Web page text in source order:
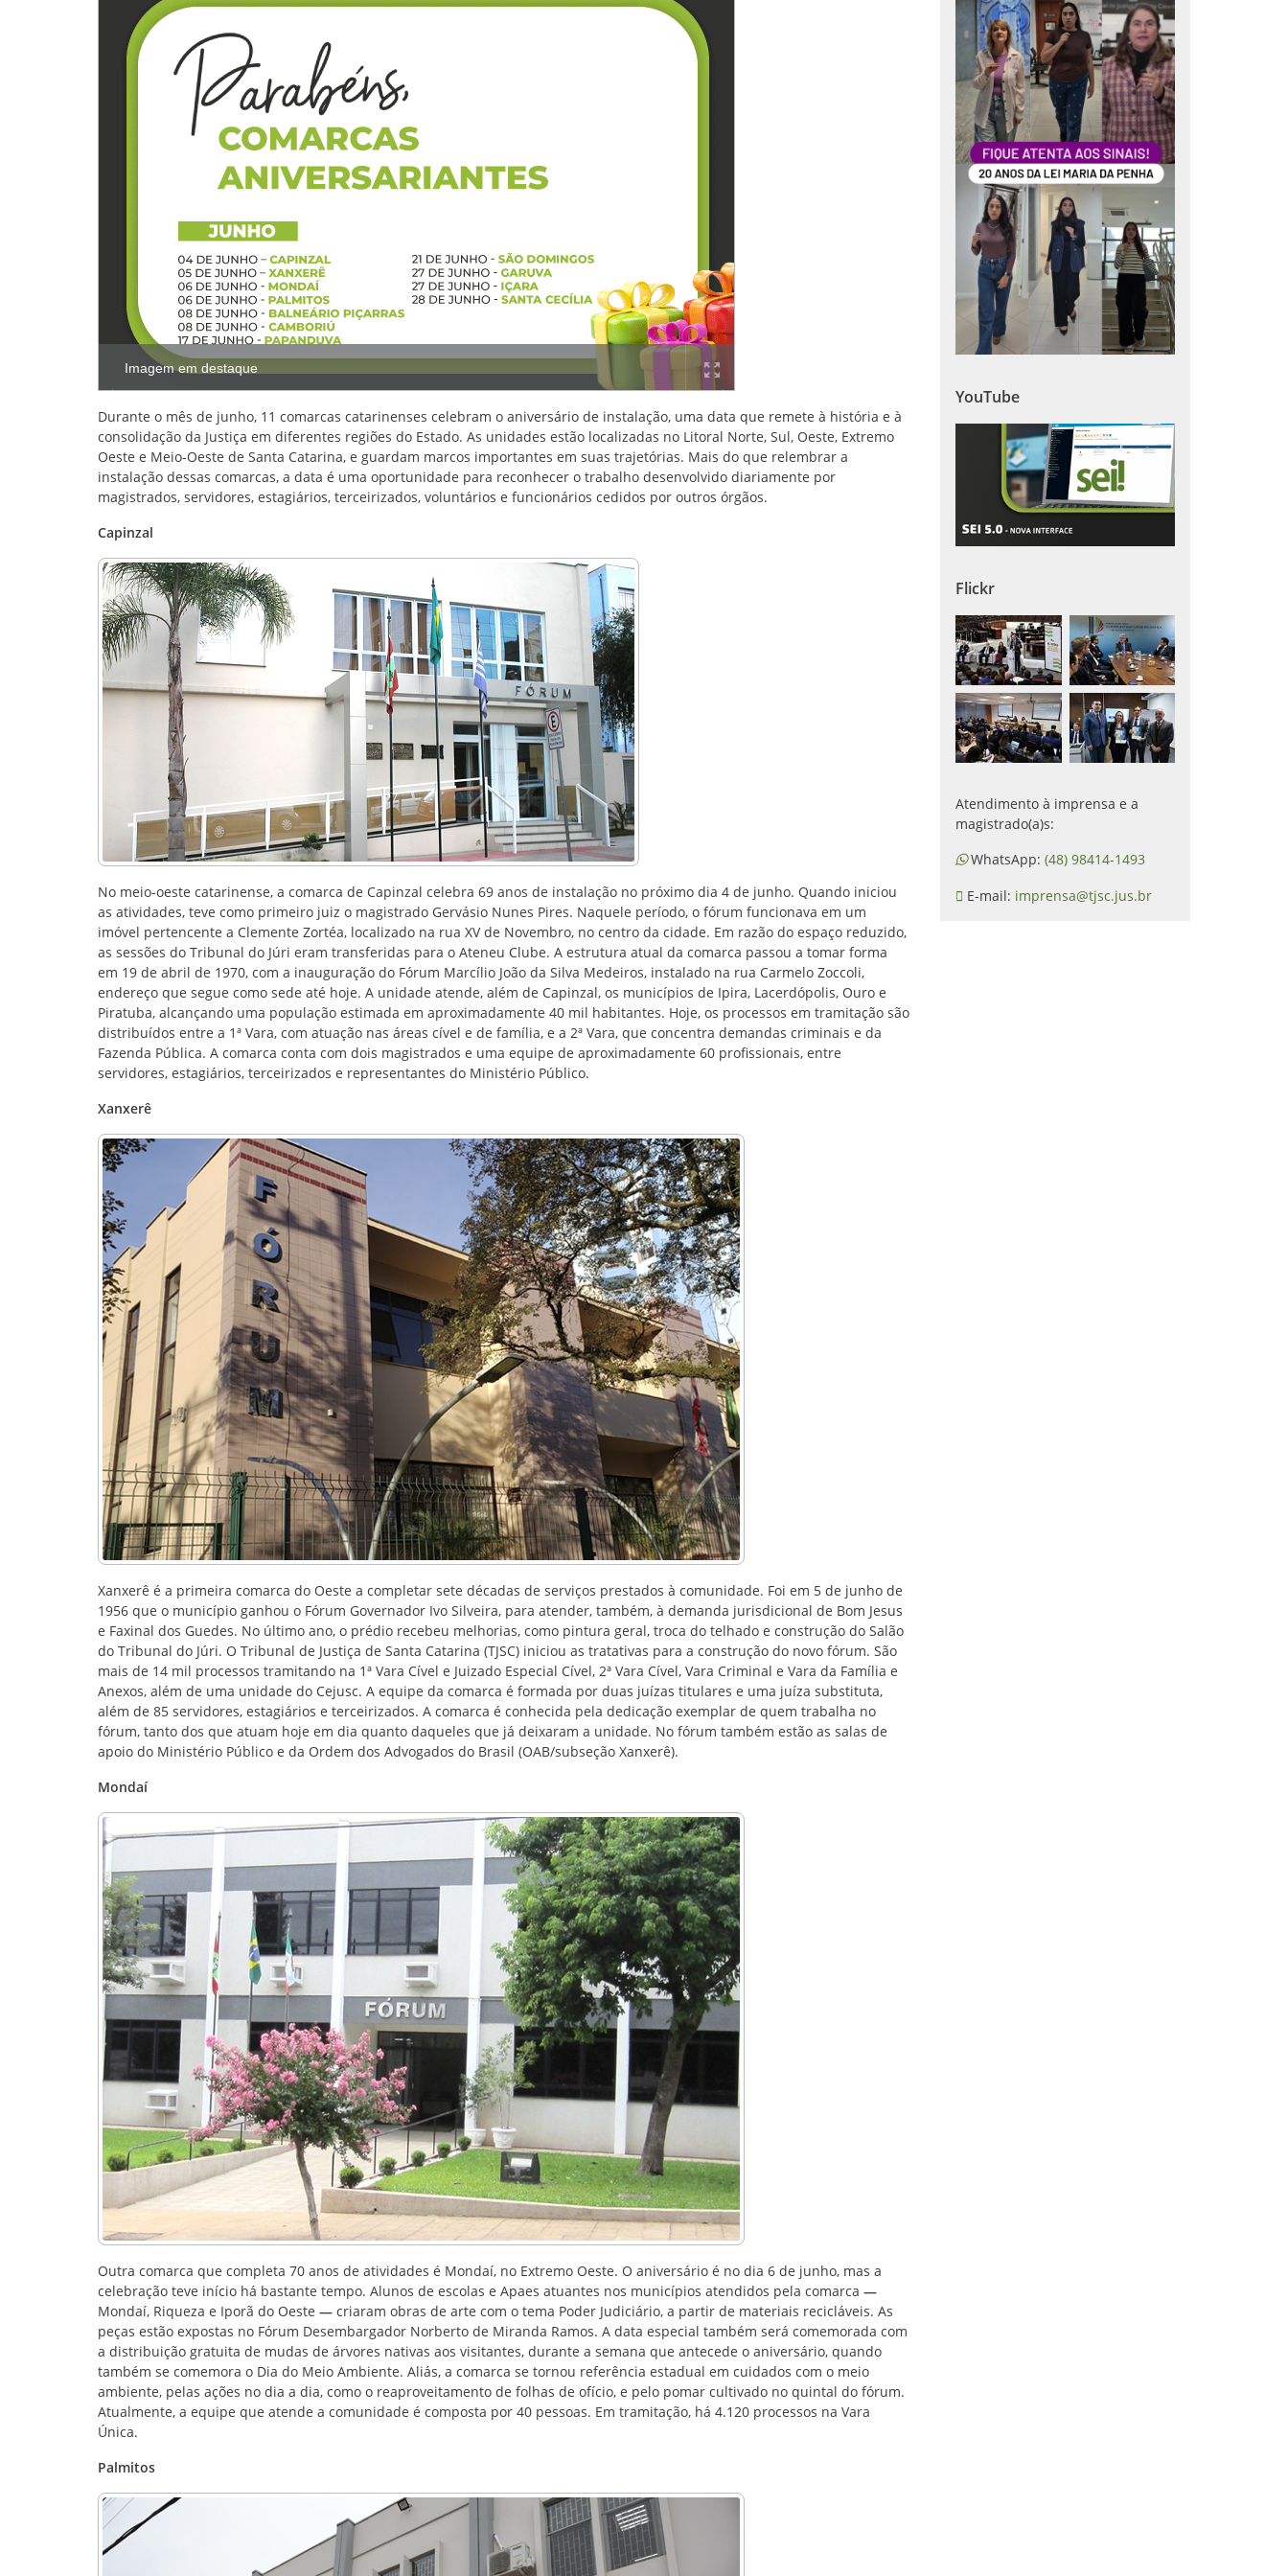
Imagem em destaque
Durante o mês de junho, 11 comarcas catarinenses celebram o aniversário de instalação, uma data que remete à história e à
consolidação da Justiça em diferentes regiões do Estado. As unidades estão localizadas no Litoral Norte, Sul, Oeste, Extremo
Oeste e Meio-Oeste de Santa Catarina, e guardam marcos importantes em suas trajetórias. Mais do que relembrar a
instalação dessas comarcas, a data é uma oportunidade para reconhecer o trabalho desenvolvido diariamente por
magistrados, servidores, estagiários, terceirizados, voluntários e funcionários cedidos por outros órgãos.
Capinzal
No meio-oeste catarinense, a comarca de Capinzal celebra 69 anos de instalação no próximo dia 4 de junho. Quando iniciou
as atividades, teve como primeiro juiz o magistrado Gervásio Nunes Pires. Naquele período, o fórum funcionava em um
imóvel pertencente a Clemente Zortéa, localizado na rua XV de Novembro, no centro da cidade. Em razão do espaço reduzido,
as sessões do Tribunal do Júri eram transferidas para o Ateneu Clube. A estrutura atual da comarca passou a tomar forma
em 19 de abril de 1970, com a inauguração do Fórum Marcílio João da Silva Medeiros, instalado na rua Carmelo Zoccoli,
endereço que segue como sede até hoje. A unidade atende, além de Capinzal, os municípios de Ipira, Lacerdópolis, Ouro e
Piratuba, alcançando uma população estimada em aproximadamente 40 mil habitantes. Hoje, os processos em tramitação são
distribuídos entre a 1ª Vara, com atuação nas áreas cível e de família, e a 2ª Vara, que concentra demandas criminais e da
Fazenda Pública. A comarca conta com dois magistrados e uma equipe de aproximadamente 60 profissionais, entre
servidores, estagiários, terceirizados e representantes do Ministério Público.
Xanxerê
Xanxerê é a primeira comarca do Oeste a completar sete décadas de serviços prestados à comunidade. Foi em 5 de junho de
1956 que o município ganhou o Fórum Governador Ivo Silveira, para atender, também, à demanda jurisdicional de Bom Jesus
e Faxinal dos Guedes. No último ano, o prédio recebeu melhorias, como pintura geral, troca do telhado e construção do Salão
do Tribunal do Júri. O Tribunal de Justiça de Santa Catarina (TJSC) iniciou as tratativas para a construção do novo fórum. São
mais de 14 mil processos tramitando na 1ª Vara Cível e Juizado Especial Cível, 2ª Vara Cível, Vara Criminal e Vara da Família e
Anexos, além de uma unidade do Cejusc. A equipe da comarca é formada por duas juízas titulares e uma juíza substituta,
além de 85 servidores, estagiários e terceirizados. A comarca é conhecida pela dedicação exemplar de quem trabalha no
fórum, tanto dos que atuam hoje em dia quanto daqueles que já deixaram a unidade. No fórum também estão as salas de
apoio do Ministério Público e da Ordem dos Advogados do Brasil (OAB/subseção Xanxerê).
Mondaí
Outra comarca que completa 70 anos de atividades é Mondaí, no Extremo Oeste. O aniversário é no dia 6 de junho, mas a
celebração teve início há bastante tempo. Alunos de escolas e Apaes atuantes nos municípios atendidos pela comarca —
Mondaí, Riqueza e Iporã do Oeste — criaram obras de arte com o tema Poder Judiciário, a partir de materiais recicláveis. As
peças estão expostas no Fórum Desembargador Norberto de Miranda Ramos. A data especial também será comemorada com
a distribuição gratuita de mudas de árvores nativas aos visitantes, durante a semana que antecede o aniversário, quando
também se comemora o Dia do Meio Ambiente. Aliás, a comarca se tornou referência estadual em cuidados com o meio
ambiente, pelas ações no dia a dia, como o reaproveitamento de folhas de ofício, e pelo pomar cultivado no quintal do fórum.
Atualmente, a equipe que atende a comunidade é composta por 40 pessoas. Em tramitação, há 4.120 processos na Vara
Única.
Palmitos
YouTube
Flickr
Atendimento à imprensa e a
magistrado(a)s:
WhatsApp: (48) 98414-1493
E-mail: imprensa@tjsc.jus.br